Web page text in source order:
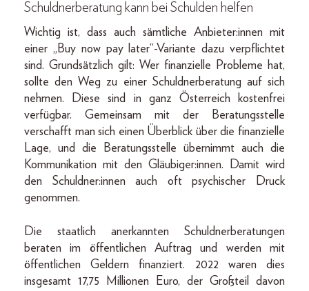
Schuldnerberatung kann bei Schulden helfen
Wichtig ist, dass auch sämtliche Anbieter:innen mit
einer „Buy now pay later“-Variante dazu verpflichtet
sind. Grundsätzlich gilt: Wer finanzielle Probleme hat,
sollte den Weg zu einer Schuldnerberatung auf sich
nehmen. Diese sind in ganz Österreich kostenfrei
verfügbar. Gemeinsam mit der Beratungsstelle
verschafft man sich einen Überblick über die finanzielle
Lage, und die Beratungsstelle übernimmt auch die
Kommunikation mit den Gläubiger:innen. Damit wird
den Schuldner:innen auch oft psychischer Druck
genommen.
Die staatlich anerkannten Schuldnerberatungen
beraten im öffentlichen Auftrag und werden mit
öffentlichen Geldern finanziert. 2022 waren dies
insgesamt 17,75 Millionen Euro, der Großteil davon